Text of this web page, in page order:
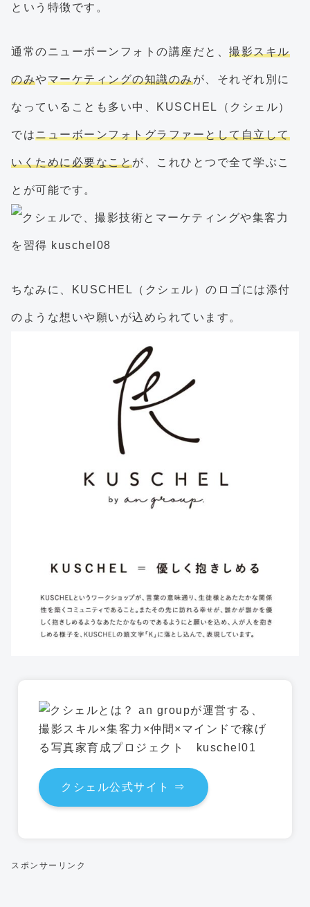
という特徴です。
通常のニューボーンフォトの講座だと、 撮影スキル
のみやマーケティングの知識のみが、それぞれ別に
なっていることも多い中、KUSCHEL（クシェル）
ではニューボーンフォトグラファーとして自立して
いくために必要なことが、これひとつで全て学ぶこ
とが可能です。
ちなみに、KUSCHEL（クシェル）のロゴには添付
のような想いや願いが込められています。
クシェル公式サイト ⇒
スポンサーリンク